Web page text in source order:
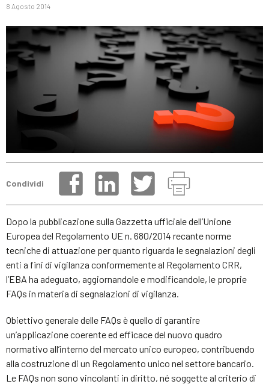
8 Agosto 2014
Condividi
Dopo la pubblicazione sulla Gazzetta ufficiale dell’Unione
Europea del Regolamento UE n. 680/2014 recante norme
tecniche di attuazione per quanto riguarda le segnalazioni degli
enti a fini di vigilanza conformemente al Regolamento CRR,
l’EBA ha adeguato, aggiornandole e modificandole, le proprie
FAQs in materia di segnalazioni di vigilanza.
Obiettivo generale delle FAQs è quello di garantire
un’applicazione coerente ed efficace del nuovo quadro
normativo all’interno del mercato unico europeo, contribuendo
alla costruzione di un Regolamento unico nel settore bancario.
Le FAQs non sono vincolanti in diritto, né soggette al criterio di